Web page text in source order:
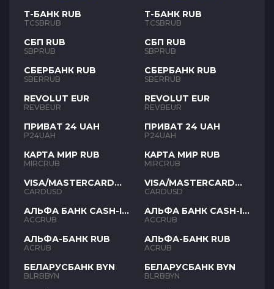
Т-БАНК RUB
TCSBRUB
СБП RUB
SBPRUB
СБЕРБАНК RUB
SBERRUB
REVOLUT EUR
REVBEUR
ПРИВАТ 24 UAH
P24UAH
КАРТА МИР RUB
MIRCRUB
VISA/MASTERCARD
USD
CARDUSD
АЛЬФА БАНК CASH-IN
RUB
ACCRUB
АЛЬФА-БАНК RUB
ACRUB
БЕЛАРУСБАНК BYN
BLRBBYN
Т-БАНК RUB
TCSBRUB
СБП RUB
SBPRUB
СБЕРБАНК RUB
SBERRUB
REVOLUT EUR
REVBEUR
ПРИВАТ 24 UAH
P24UAH
КАРТА МИР RUB
MIRCRUB
VISA/MASTERCARD
USD
CARDUSD
АЛЬФА БАНК CASH-IN
RUB
ACCRUB
АЛЬФА-БАНК RUB
ACRUB
БЕЛАРУСБАНК BYN
BLRBBYN